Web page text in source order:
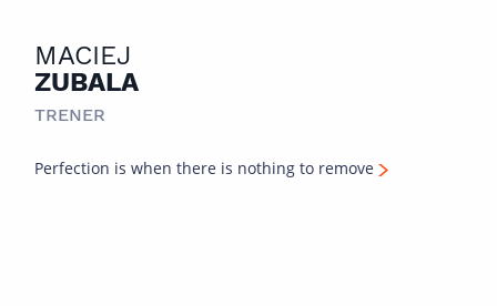
MACIEJ
ZUBALA
TRENER
Perfection is when there is nothing to remove